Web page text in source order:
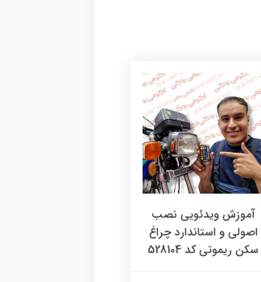
آموزش ویدئویی نصب
اصولی و استاندارد چراغ
سکن ریموتی کد 528104